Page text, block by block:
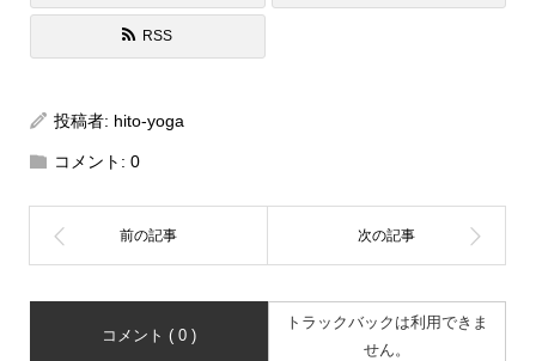
RSS
投稿者: hito-yoga
コメント: 0
コメント ( 0 )
トラックバックは利用できま
せん。